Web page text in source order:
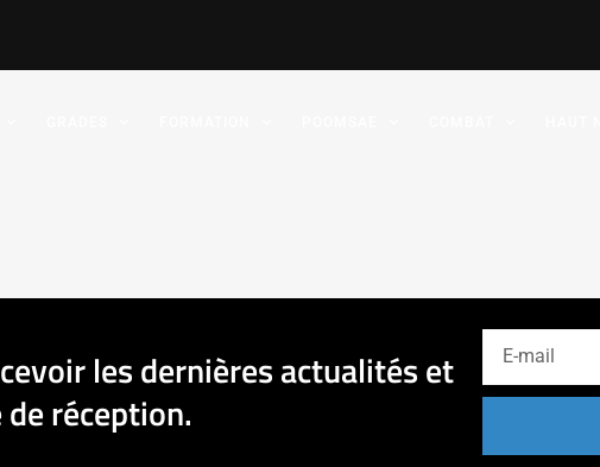
les dernières actualités et
réception.